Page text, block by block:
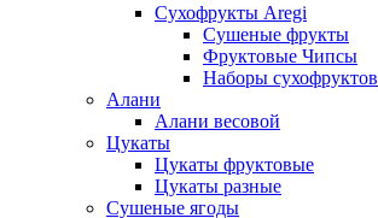
Сухофрукты Aregi
Сушеные фрукты
Фруктовые Чипсы
Наборы сухофруктов
Алани
Алани весовой
Цукаты
Цукаты фруктовые
Цукаты разные
Сушеные ягоды